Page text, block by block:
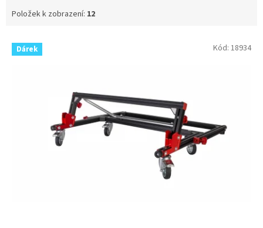
Položek k zobrazení: 12
V Dárek Kód: 18934